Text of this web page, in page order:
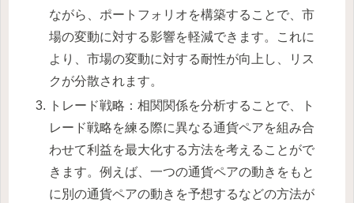
ながら、ポートフォリオを構築することで、市
場の変動に対する影響を軽減できます。これに
より、市場の変動に対する耐性が向上し、リス
クが分散されます。
トレード戦略：相関関係を分析することで、ト
レード戦略を練る際に異なる通貨ペアを組み合
わせて利益を最大化する方法を考えることがで
きます。例えば、一つの通貨ペアの動きをもと
に別の通貨ペアの動きを予想するなどの方法が